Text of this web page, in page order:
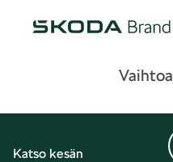
Katso kesän